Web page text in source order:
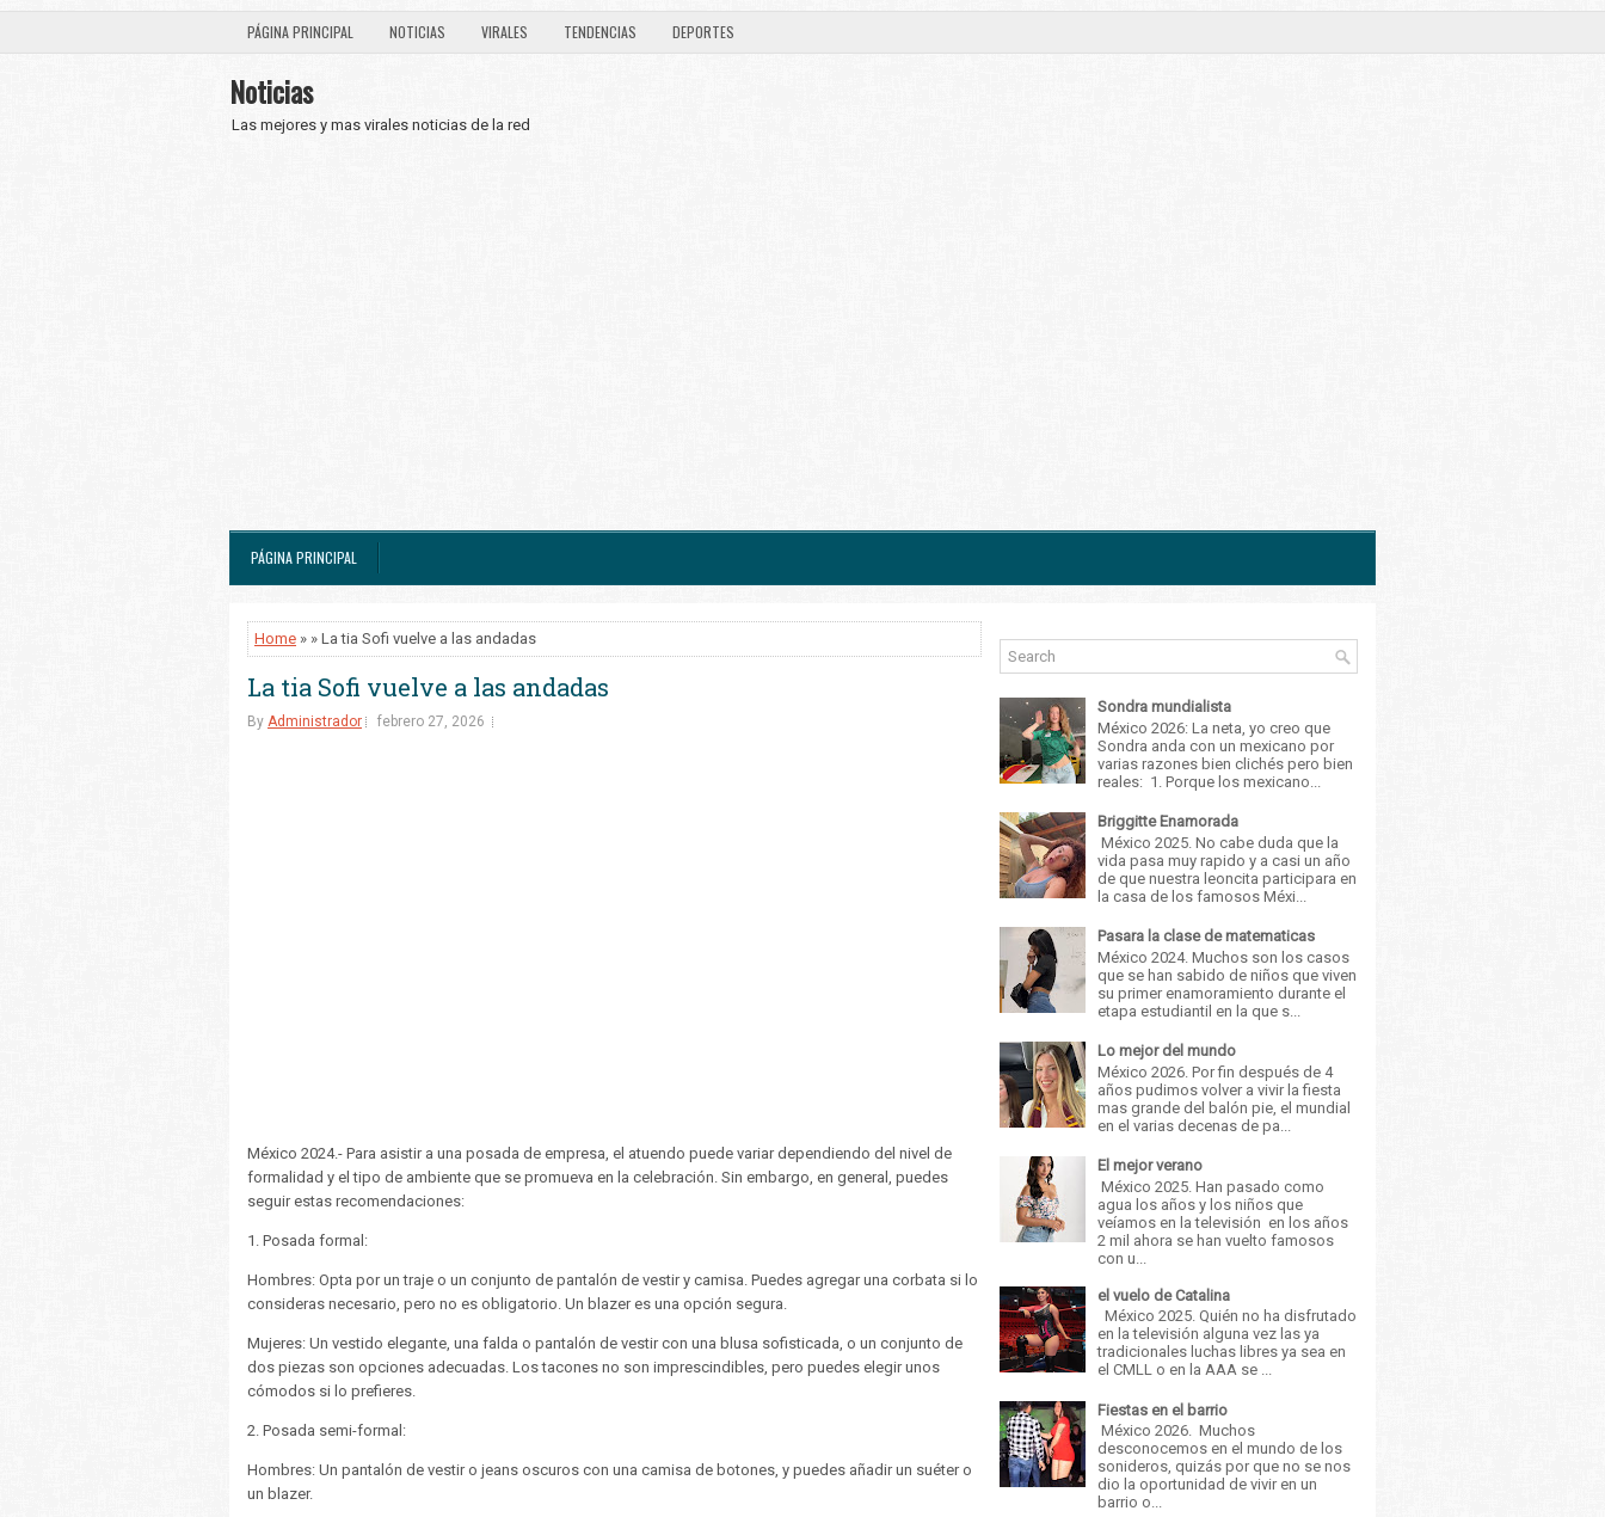
PÁGINA PRINCIPAL NOTICIAS VIRALES TENDENCIAS DEPORTES
Noticias
Las mejores y mas virales noticias de la red
PÁGINA PRINCIPAL
Home » » La tia Sofi vuelve a las andadas
La tia Sofi vuelve a las andadas
By Administrador febrero 27, 2026
México 2024.- Para asistir a una posada de empresa, el atuendo puede variar dependiendo del nivel de
formalidad y el tipo de ambiente que se promueva en la celebración. Sin embargo, en general, puedes
seguir estas recomendaciones:
1. Posada formal:
Hombres: Opta por un traje o un conjunto de pantalón de vestir y camisa. Puedes agregar una corbata si lo
consideras necesario, pero no es obligatorio. Un blazer es una opción segura.
Mujeres: Un vestido elegante, una falda o pantalón de vestir con una blusa sofisticada, o un conjunto de
dos piezas son opciones adecuadas. Los tacones no son imprescindibles, pero puedes elegir unos
cómodos si lo prefieres.
2. Posada semi-formal:
Hombres: Un pantalón de vestir o jeans oscuros con una camisa de botones, y puedes añadir un suéter o
un blazer.
Sondra mundialista
México 2026: La neta, yo creo que
Sondra anda con un mexicano por
varias razones bien clichés pero bien
reales: 1. Porque los mexicano...
Briggitte Enamorada
México 2025. No cabe duda que la
vida pasa muy rapido y a casi un año
de que nuestra leoncita participara en
la casa de los famosos Méxi...
Pasara la clase de matematicas
México 2024. Muchos son los casos
que se han sabido de niños que viven
su primer enamoramiento durante el
etapa estudiantil en la que s...
Lo mejor del mundo
México 2026. Por fin después de 4
años pudimos volver a vivir la fiesta
mas grande del balón pie, el mundial
en el varias decenas de pa...
El mejor verano
México 2025. Han pasado como
agua los años y los niños que
veíamos en la televisión en los años
2 mil ahora se han vuelto famosos
con u...
el vuelo de Catalina
México 2025. Quién no ha disfrutado
en la televisión alguna vez las ya
tradicionales luchas libres ya sea en
el CMLL o en la AAA se ...
Fiestas en el barrio
México 2026. Muchos
desconocemos en el mundo de los
sonideros, quizás por que no se nos
dio la oportunidad de vivir en un
barrio o...